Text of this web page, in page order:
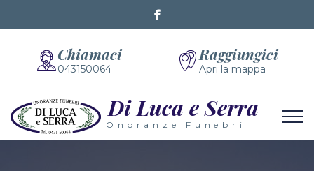
Chiamaci
043150064
Raggiungici
Apri la mappa
Di Luca e Serra
Onoranze Funebri